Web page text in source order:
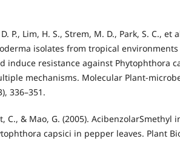
P., Lim, H. S., Strem, M. D., Park, S. C., et
isolates from tropical
induce resistance against Phytophthora
mechanisms. Molecular Plant-
336–351.
C., & Mao, G. (2005). AcibenzolarSmethyl
capsici in pepper leaves. Plant